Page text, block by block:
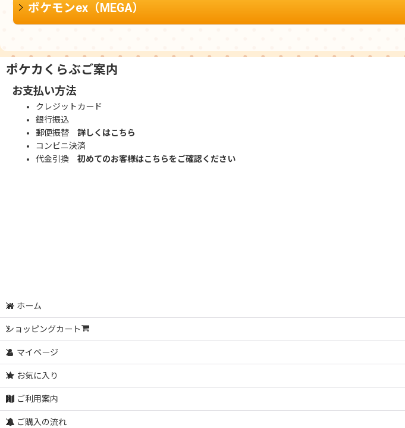
ポケモンex（MEGA）
ポケカくらぶご案内
お支払い方法
クレジットカード
銀行振込
郵便振替 詳しくはこちら
コンビニ決済
代金引換 初めてのお客様はこちらをご確認ください
ホーム
ショッピングカート
マイページ
お気に入り
ご利用案内
ご購入の流れ